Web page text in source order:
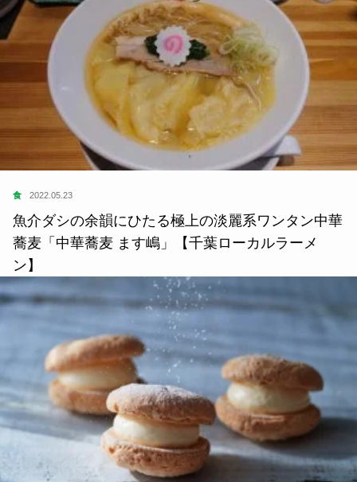
食 2022.05.23
魚介ダシの余韻にひたる極上の淡麗系ワンタン中華
蕎麦「中華蕎麦 ます嶋」【千葉ローカルラーメ
ン】